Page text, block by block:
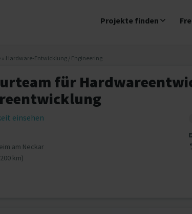
Projekte finden
» Hardware-Entwicklung / Engineering
für
einsehen
am Neckar
km)